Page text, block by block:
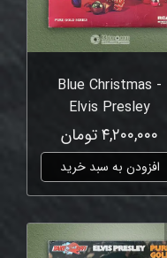
Blue Christmas -
Elvis Presley
۴,۲۰۰,۰۰۰ تومان
افزودن به سبد خرید